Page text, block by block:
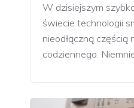
W dzisiejszym
świecie technologii
nieodłączną częścią
codziennego.